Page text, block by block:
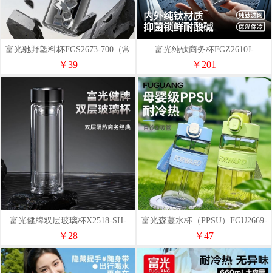
富光驰野塑料杯FGS2673-700（常
规提绳非加长提绳）
￥39
富光纯钛商务杯FGZ2610J-
468（结晶款）
￥201
富光健牌双层玻璃杯X2518-SH-
330
￥28
富光森蔓水杯（PPSU）FGU2669-
700
￥47